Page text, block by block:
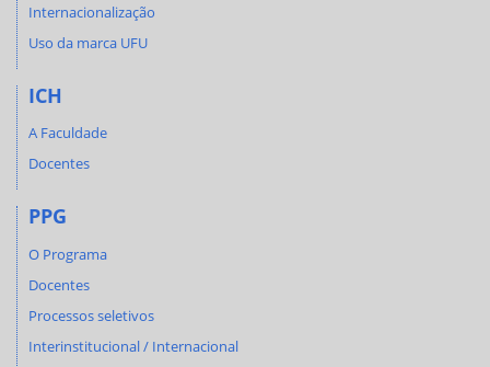
Internacionalização
Uso da marca UFU
ICH
A Faculdade
Docentes
PPG
O Programa
Docentes
Processos seletivos
Interinstitucional / Internacional